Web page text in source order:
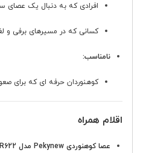
افرادی که به دنبال یک عصای
کسانی که در مسیرهای برفی و
نامناسب:
کوهنوردان حرفه ای که برای
اقلام همراه
عصا کوهنوردی Pekynew مدل KR622